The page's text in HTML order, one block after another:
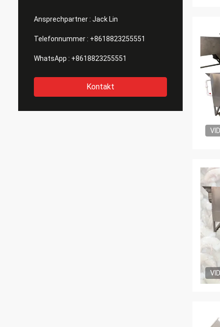
Ansprechpartner : Jack Lin
Telefonnummer : +8618823255551
WhatsApp : +8618823255551
Kontakt